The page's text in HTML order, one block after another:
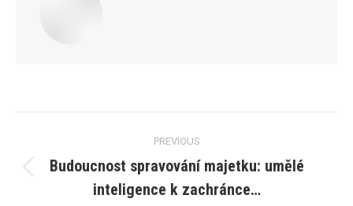
navigation
PREVIOUS
post:
Budoucnost spravování majetku: umělé
inteligence k zachránce…